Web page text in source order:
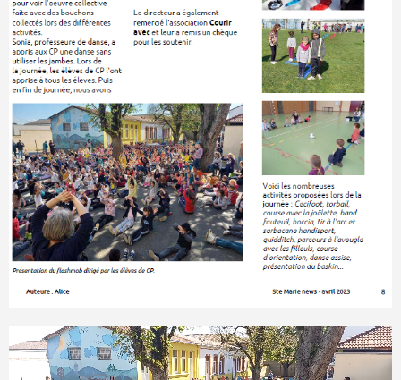
Lecteur
vidéo